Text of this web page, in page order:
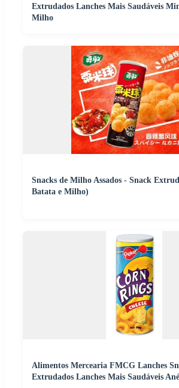
Extrudados Lanches Mais Saudáveis
Milho
Snacks de Milho Assados - Snack
Batata e Milho)
Alimentos Mercearia FMCG Lanches
Extrudados Lanches Mais Saudáveis